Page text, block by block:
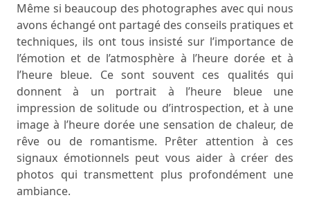
Même si beaucoup des photographes avec qui nous
avons échangé ont partagé des conseils pratiques et
techniques, ils ont tous insisté sur l’importance de
l’émotion et de l’atmosphère à l’heure dorée et à
l’heure bleue. Ce sont souvent ces qualités qui
donnent à un portrait à l’heure bleue une
impression de solitude ou d’introspection, et à une
image à l’heure dorée une sensation de chaleur, de
rêve ou de romantisme. Prêter attention à ces
signaux émotionnels peut vous aider à créer des
photos qui transmettent plus profondément une
ambiance.